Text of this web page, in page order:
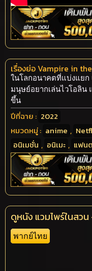
เรื่องย่อ Vampire in
ในโลกอนาคตที่แบ่งแยก
มนุษย์อยากเล่นไวโอลิน
ขึ้น
ปีที่ฉาย : 2022
หมวดหมู่ : anime ,
อนิเมชั่น , อนิเมะ , แฟน
ดูหนัง แวมไพร์ในสว
พากย์ไทย